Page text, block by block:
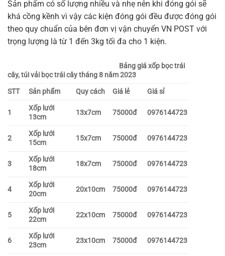
Sản phẩm có số lượng nhiều và nhẹ nên khi đóng gói sẽ
khá cồng kềnh vì vậy các kiện đóng gói đều được đóng gói
theo quy chuẩn của bên đơn vị vận chuyển VN POST với
trọng lượng là từ 1 đến 3kg tối đa cho 1 kiện.
Bảng giá xốp bọc trái
cây, túi vải bọc trái cây tháng 8 năm 2023
STT
Sản phẩm Quy cách Giá lẻ Giá sỉ
1
Xốp lưới
13cm
13x7cm 75000đ 0976144723
2
Xốp lưới
15cm
15x7cm 75000đ 0976144723
3
Xốp lưới
18cm
18x7cm 75000đ 0976144723
4
Xốp lưới
20cm
20x10cm 75000đ 0976144723
5
Xốp lưới
22cm
22x10cm 75000đ 0976144723
6
Xốp lưới
23cm
23x10cm 75000đ 0976144723